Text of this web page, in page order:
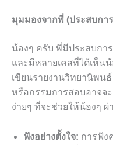
มุมมองจากพี่ (ประสบกา
น้องๆ ครับ พี่มีประสบกา
และมีหลายเคสที่ได้เห็น
เขียนรายงานวิทยานิพน
หรือกรรมการสอบอาจจ
ง่ายๆ ที่จะช่วยให้น้องๆ
ฟังอย่างตั้งใจ: การฟัง